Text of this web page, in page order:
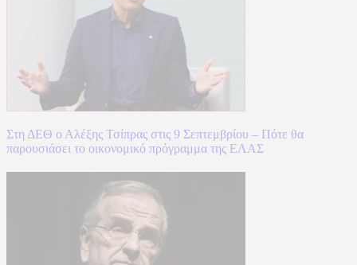
Στη ΔΕΘ ο Αλέξης Τσίπρας στις 9 Σεπτεμβρίου – Πότε θα
παρουσιάσει το οικονομικό πρόγραμμα της ΕΛΑΣ